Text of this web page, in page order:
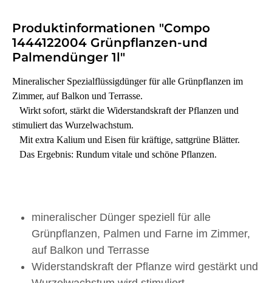
Produktinformationen "Compo
1444122004 Grünpflanzen-und
Palmendünger 1l"
Mineralischer Spezialflüssigdünger für alle Grünpflanzen im
Zimmer, auf Balkon und Terrasse.
Wirkt sofort, stärkt die Widerstandskraft der Pflanzen und
stimuliert das Wurzelwachstum.
Mit extra Kalium und Eisen für kräftige, sattgrüne Blätter.
Das Ergebnis: Rundum vitale und schöne Pflanzen.
mineralischer Dünger speziell für alle
Grünpflanzen, Palmen und Farne im Zimmer,
auf Balkon und Terrasse
Widerstandskraft der Pflanze wird gestärkt und